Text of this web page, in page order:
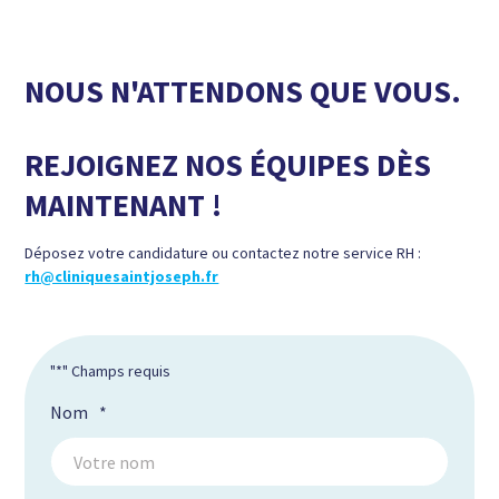
NOUS N'ATTENDONS QUE VOUS.
REJOIGNEZ NOS ÉQUIPES DÈS
MAINTENANT !
Déposez votre candidature ou contactez notre service RH :
rh@cliniquesaintjoseph.fr
"*" Champs requis
Nom *